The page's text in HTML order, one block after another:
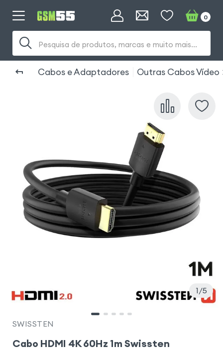
Pesquisa de produtos, marcas e muito mais...
0
Cabos e Adaptadores Outras Cabos Vídeo
1 5
SWISSTEN
Cabo HDMI 4K 60Hz 1m Swissten